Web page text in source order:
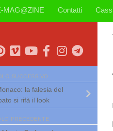
MAG@ZINE Contatti
SUCCESSIVO
la falesia del
si rifà il look
PRECEDENTE